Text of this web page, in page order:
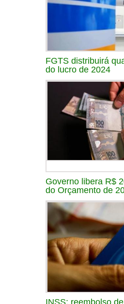
FGTS distribuirá
do lucro de 2024
Governo libera R$
do Orçamento de
INSS: reembolso